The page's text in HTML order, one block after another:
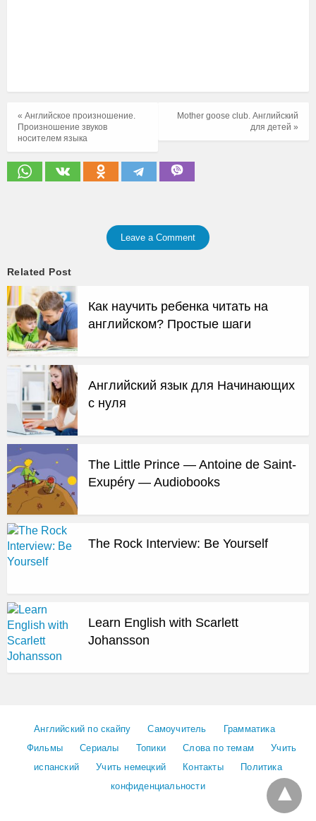
Mother goose club. Английский
для детей »
« Английское произношение.
Произношение звуков
носителем языка
Leave a Comment
Related Post
Как научить ребенка читать на
английском? Простые шаги
Английский язык для Начинающих
с нуля
The Little Prince — Antoine de Saint-
Exupéry — Audiobooks
The Rock Interview: Be Yourself
Learn English with Scarlett
Johansson
Английский по скайпу Самоучитель
Грамматика
Фильмы
Сериалы Топики Слова по темам
Учить
испанский
Учить немецкий Контакты
Политика
конфиденциальности